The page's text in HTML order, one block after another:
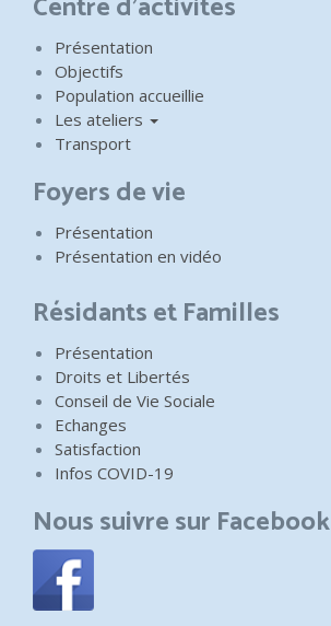
Présentation
Objectifs
Population accueillie
Les ateliers
Transport
Foyers de vie
Présentation
Présentation en vidéo
Résidants et Familles
Présentation
Droits et Libertés
Conseil de Vie Sociale
Echanges
Satisfaction
Infos COVID-19
Nous suivre sur Facebook